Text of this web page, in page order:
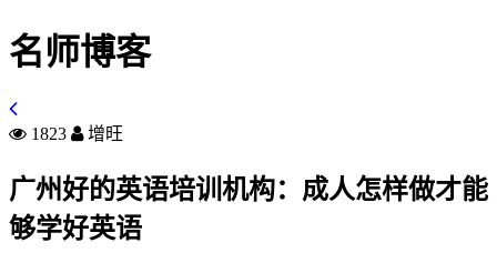
名师博客
1823 增旺
广州好的英语培训机构：成人怎样做才能
够学好英语